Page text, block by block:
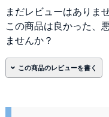
まだレビューはありませ
この商品は良かった、
ませんか？